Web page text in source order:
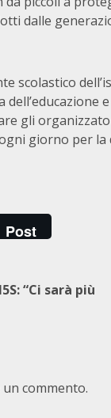
dalle
scolastico
gli
giorno per
Post
“Ci sarà più
commento.